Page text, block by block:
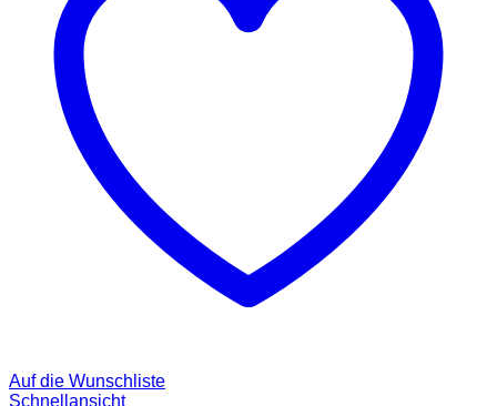
Auf die Wunschliste
Schnellansicht